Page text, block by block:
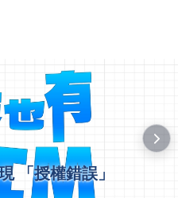
「授權錯誤」